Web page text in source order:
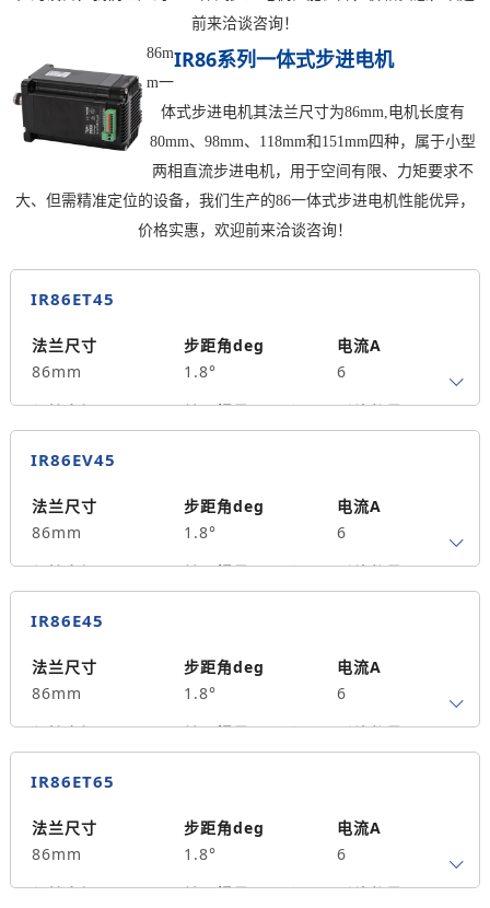
前来洽谈咨询！
IR86系列一体式步进电机
86m
m一
体式步进电机其法兰尺寸为86mm,电机长度有
80mm、98mm、118mm和151mm四种，属于小型
两相直流步进电机，用于空间有限、力矩要求不
大、但需精准定位的设备，我们生产的86一体式步进电机性能优异，
价格实惠，欢迎前来洽谈咨询！
IR86ET45
法兰尺寸
86mm
步距角deg
1.8°
电流A
6
保持力矩N.m
4.5
转子惯量g.cm²
1950
引线数量
0
14
单出轴
80
重量kg
2.9
IR86EV45
法兰尺寸
86mm
步距角deg
1.8°
电流A
6
保持力矩N.m
4.5
转子惯量g.cm²
1950
引线数量
0
14
单出轴
80
重量kg
2.9
IR86E45
法兰尺寸
86mm
步距角deg
1.8°
电流A
6
保持力矩N.m
4.5
转子惯量g.cm²
1950
引线数量
0
14
单出轴
80
重量kg
2.9
IR86ET65
法兰尺寸
86mm
步距角deg
1.8°
电流A
6
保持力矩N.m
转子惯量g.cm²
引线数量